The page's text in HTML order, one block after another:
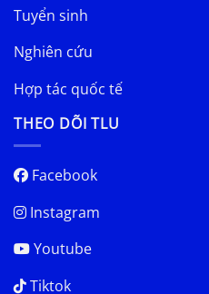
Tuyển sinh
Nghiên cứu
Hợp tác quốc tế
THEO DÕI TLU
Facebook
Instagram
Youtube
Tiktok